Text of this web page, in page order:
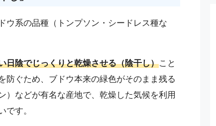
ウ系の品種（トンプソン・シードレス種な
日陰でじっくりと乾燥させる（陰干し）こと
防ぐため、ブドウ本来の緑色がそのまま残る
）などが有名な産地で、乾燥した気候を利用
です。